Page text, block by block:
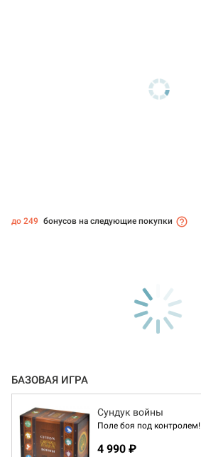
до 249 бонусов на следующие покупки
БАЗОВАЯ ИГРА
Сундук войны
Поле боя под контролем!
4 990 ₽